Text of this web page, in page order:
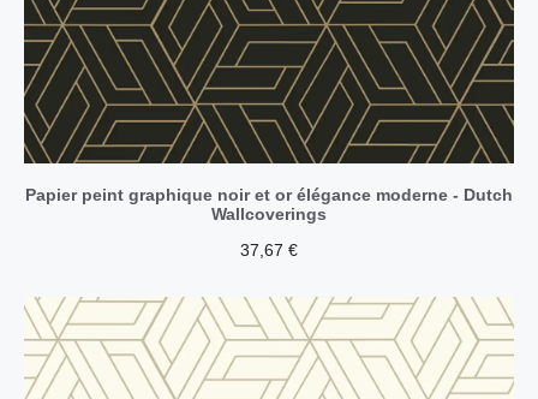
Papier peint graphique noir et or élégance moderne - Dutch
Wallcoverings
37,67 €